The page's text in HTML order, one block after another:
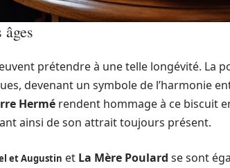
prétendre à une telle longévité. La
devenant un symbole de l’harmonie
Hermé rendent hommage à ce biscuit
ainsi de son attrait toujours présent.
et Augustin et La Mère Poulard se sont